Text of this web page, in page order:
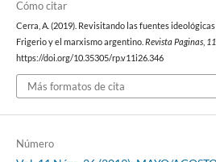
Cómo citar
Cerra, A. (2019). Revisitando las fuentes
Frigerio y el marxismo argentino. Revista Paginas, 11
https://doi.org/10.35305/rp.v11i26.346
Más formatos de cita
Número